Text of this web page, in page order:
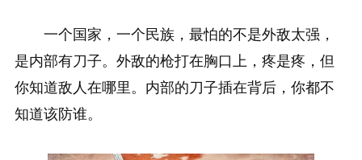
一个国家，一个民族，最怕的不是外敌太强，
是内部有刀子。外敌的枪打在胸口上，疼是疼，但
你知道敌人在哪里。内部的刀子插在背后，你都不
知道该防谁。